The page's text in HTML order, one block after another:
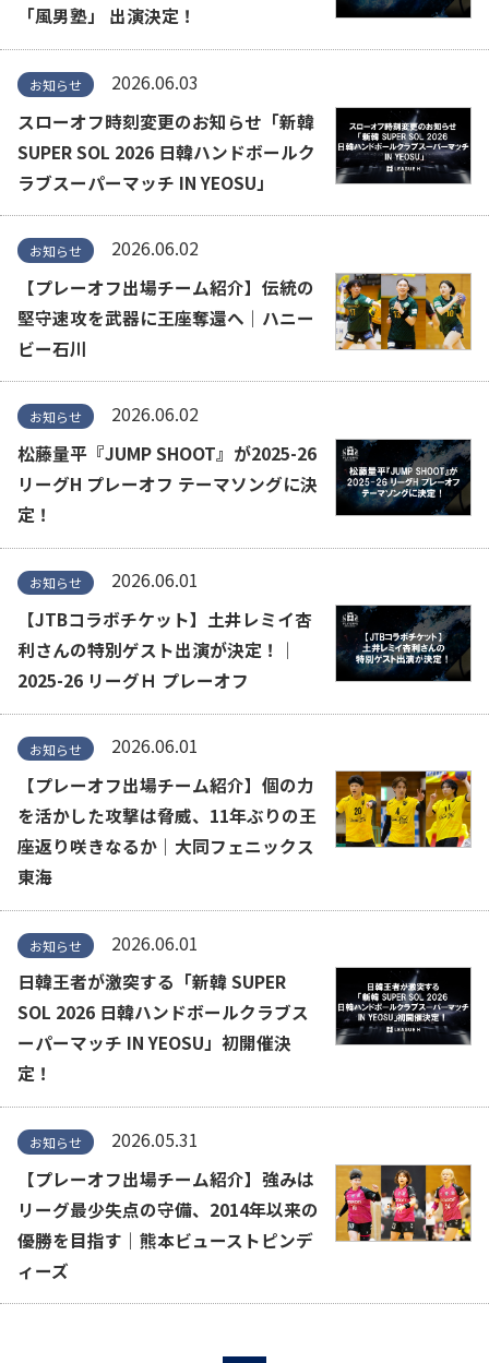
「風男塾」 出演決定！
お知らせ
2026.06.03
スローオフ時刻変更のお知らせ「新韓
SUPER SOL 2026 日韓ハンドボールク
ラブスーパーマッチ IN YEOSU」
お知らせ
2026.06.02
【プレーオフ出場チーム紹介】伝統の
堅守速攻を武器に王座奪還へ｜ハニー
ビー石川
お知らせ
2026.06.02
松藤量平『JUMP SHOOT』が2025-26
リーグH プレーオフ テーマソングに決
定！
お知らせ
2026.06.01
【JTBコラボチケット】土井レミイ杏
利さんの特別ゲスト出演が決定！｜
2025-26 リーグＨ プレーオフ
お知らせ
2026.06.01
【プレーオフ出場チーム紹介】個の力
を活かした攻撃は脅威、11年ぶりの王
座返り咲きなるか｜大同フェニックス
東海
お知らせ
2026.06.01
日韓王者が激突する「新韓 SUPER
SOL 2026 日韓ハンドボールクラブス
ーパーマッチ IN YEOSU」初開催決
定！
お知らせ
2026.05.31
【プレーオフ出場チーム紹介】強みは
リーグ最少失点の守備、2014年以来の
優勝を目指す｜熊本ビューストピンデ
ィーズ